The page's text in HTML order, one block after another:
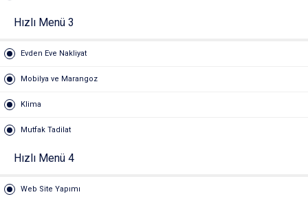
Hızlı Menü 3
Evden Eve Nakliyat
Mobilya ve Marangoz
Klima
Mutfak Tadilat
Hızlı Menü 4
Web Site Yapımı